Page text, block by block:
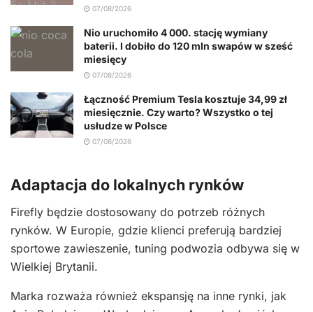
07/08/2026
Nio uruchomiło 4 000. stację wymiany
baterii. I dobiło do 120 mln swapów w sześć
miesięcy
07/08/2026
Łączność Premium Tesla kosztuje 34,99 zł
miesięcznie. Czy warto? Wszystko o tej
usłudze w Polsce
07/08/2026
Adaptacja do lokalnych rynków
Firefly będzie dostosowany do potrzeb różnych
rynków. W Europie, gdzie klienci preferują bardziej
sportowe zawieszenie, tuning podwozia odbywa się w
Wielkiej Brytanii.
Marka rozważa również ekspansję na inne rynki, jak